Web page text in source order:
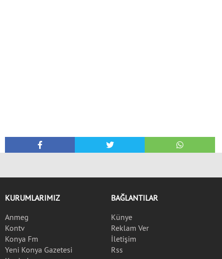
KURUMLARIMIZ
Anmeg
Kontv
Konya Fm
Yeni Konya Gazetesi
BAĞLANTILAR
Künye
Reklam Ver
İletişim
Rss